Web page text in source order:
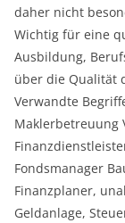
daher nicht
Wichtig für eine
Ausbildung,
über die Qualität
Verwandte
Maklerbetreuung
Fondsmanager
Finanzplaner,
Geldanlage,